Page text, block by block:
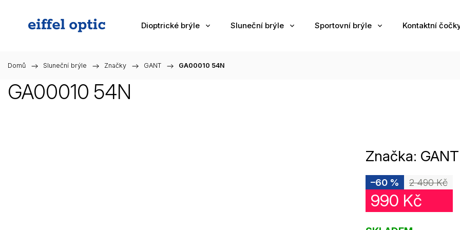
Dioptrické brýle Sluneční brýle Sportovní brýle Kontaktní
Domů / Sluneční brýle / Značky / GANT / GA00010 54N
GA00010 54N
Značka: GANT
2 490 Kč
–60 %
990 Kč